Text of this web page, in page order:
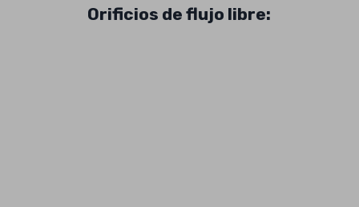
Orificios de flujo libre: